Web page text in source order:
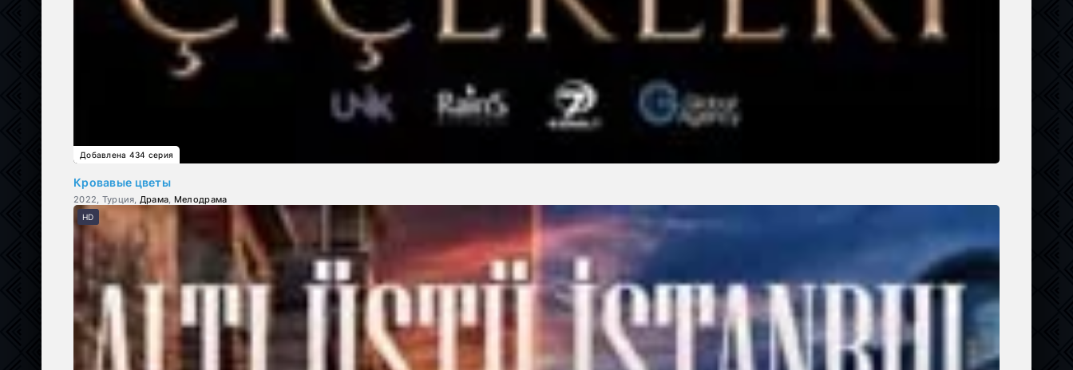
Кровавые цветы
2022, Турция, Драма, Мелодрама
Добавлена 434 серия
HD